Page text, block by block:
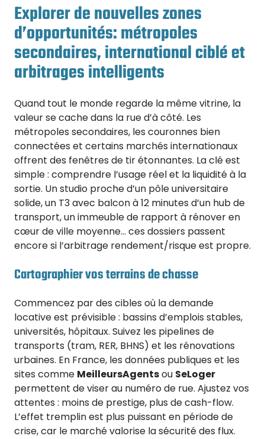
Explorer de nouvelles zones
d’opportunités: métropoles
secondaires, international ciblé et
arbitrages intelligents
Quand tout le monde regarde la même vitrine, la
valeur se cache dans la rue d’à côté. Les
métropoles secondaires, les couronnes bien
connectées et certains marchés internationaux
offrent des fenêtres de tir étonnantes. La clé est
simple : comprendre l’usage réel et la liquidité à la
sortie. Un studio proche d’un pôle universitaire
solide, un T3 avec balcon à 12 minutes d’un hub de
transport, un immeuble de rapport à rénover en
cœur de ville moyenne… ces dossiers passent
encore si l’arbitrage rendement/risque est propre.
Cartographier vos terrains de chasse
Commencez par des cibles où la demande
locative est prévisible : bassins d’emplois stables,
universités, hôpitaux. Suivez les pipelines de
transports (tram, RER, BHNS) et les rénovations
urbaines. En France, les données publiques et les
sites comme MeilleursAgentsou SeLoger
permettent de viser au numéro de rue. Ajustez vos
attentes : moins de prestige, plus de cash-flow.
L’effet tremplin est plus puissant en période de
crise, car le marché valorise la sécurité des flux.